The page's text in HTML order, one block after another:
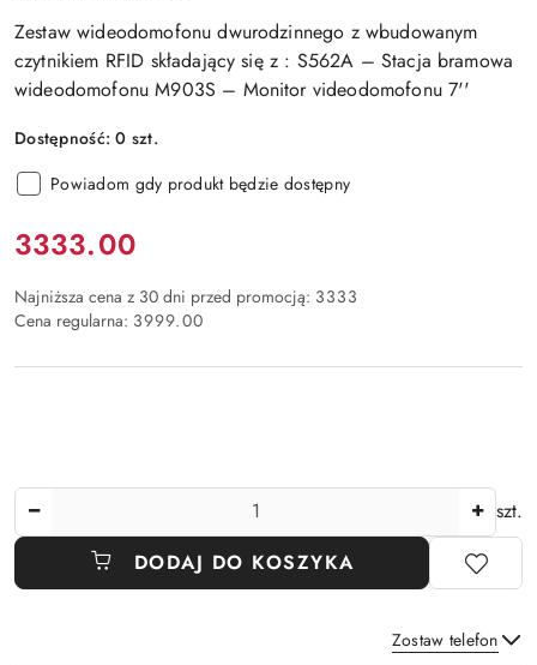
Zestaw wideodomofonu dwurodzinnego z wbudowanym
czytnikiem RFID składający się z : S562A – Stacja bramowa
wideodomofonu M903S – Monitor videodomofonu 7''
Dostępność:0 szt.
Powiadom gdy produkt będzie dostępny
Cena:
3333.00
Najniższa cena z 30 dni przed promocją: 3333
Cena regularna: 3999.00
szt.
DODAJ DO KOSZYKA
Zostaw telefon